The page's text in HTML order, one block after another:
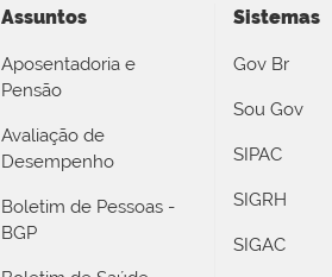
Assuntos
Aposentadoria e
Pensão
Avaliação de
Desempenho
Boletim de Pessoas -
BGP
Sistemas
Gov Br
Sou Gov
SIPAC
SIGRH
SIGAC